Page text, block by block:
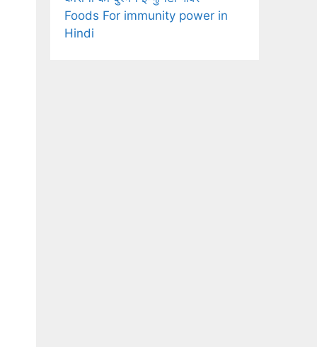
Foods For immunity power in
Hindi